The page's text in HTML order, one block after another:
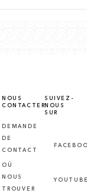
NOUS
CONTACTER
DEMANDE
DE
CONTACT
OÙ
NOUS
TROUVER
SUIVEZ-
NOUS
SUR